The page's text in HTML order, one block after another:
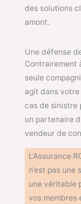
des solutions
amont.
Une défense
Contrairement
seule
agit dans
cas de sinistre
un partenaire
vendeur de
L’Assurance
n’est pas
une véritable
vos